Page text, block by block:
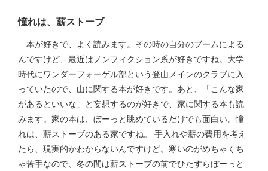
憧れは、薪ストーブ
本が好きで、よく読みます。その時の自分のブームによる
んですけど、最近はノンフィクション系が好きですね。大学
時代にワンダーフォーゲル部という登山メインのクラブに入
っていたので、山に関する本が好きです。あと、「こんな家
があるといいな」と妄想するのが好きで、家に関する本も読
みます。家の本は、ぼーっと眺めているだけでも面白い。憧
れは、薪ストーブのある家ですね。 手入れや薪の費用を考え
たら、現実的かわからないんですけど。寒いのがめちゃくち
ゃ苦手なので、冬の間は薪ストーブの前でひたすらぼーっと